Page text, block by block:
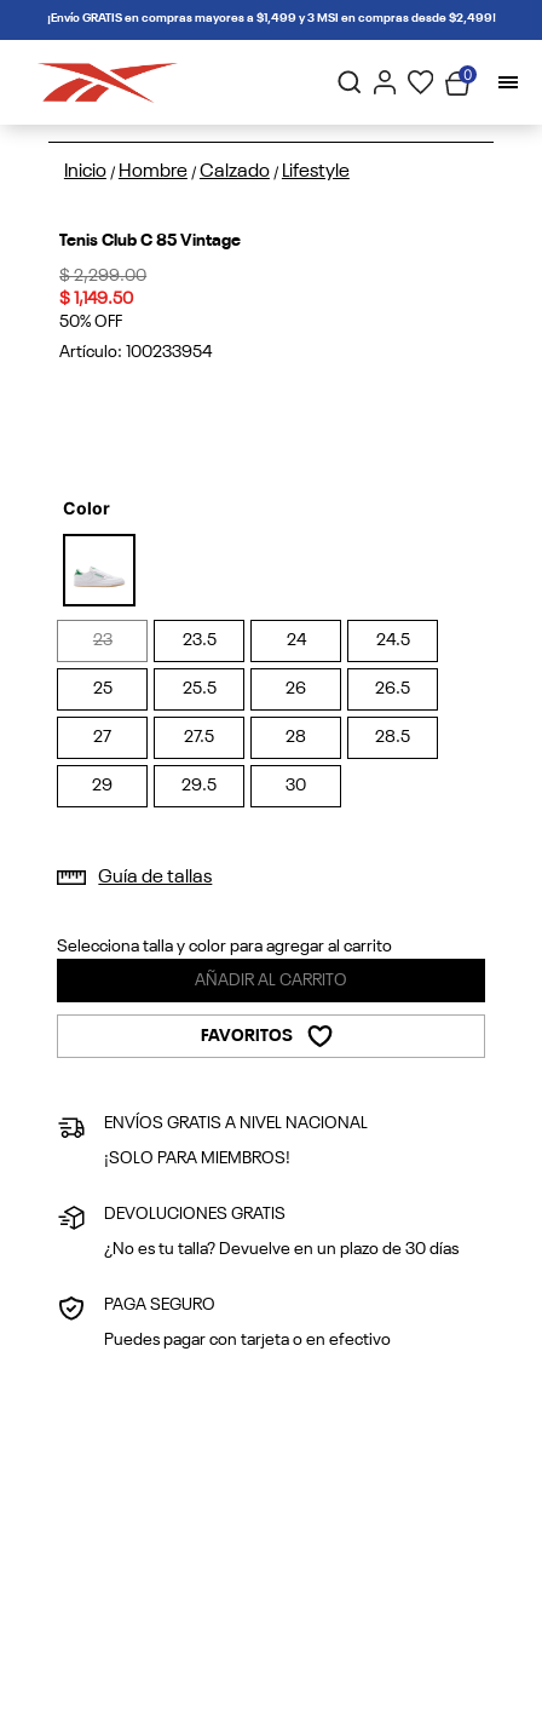
connectif¡Envío GRATIS en compras mayores a $1,499 y 3 MSI en compras desde $2,499!
0
Inicio / Hombre / Calzado / Lifestyle
Tenis Club C 85 Vintage
Price reduced from
$ 2,299.00to
$ 1,149.50
50% OFF
Artículo: 100233954
Color
selected
23 23.5 24 24.5
25 25.5 26 26.5
27 27.5 28 28.5
29 29.5 30
Guía de tallas
Selecciona talla y color para agregar al carrito
AÑADIR AL CARRITO
FAVORITOS
ENVÍOS GRATIS A NIVEL NACIONAL
¡SOLO PARA MIEMBROS!
DEVOLUCIONES GRATIS
¿No es tu talla? Devuelve en un plazo de 30 días
PAGA SEGURO
Puedes pagar con tarjeta o en efectivo